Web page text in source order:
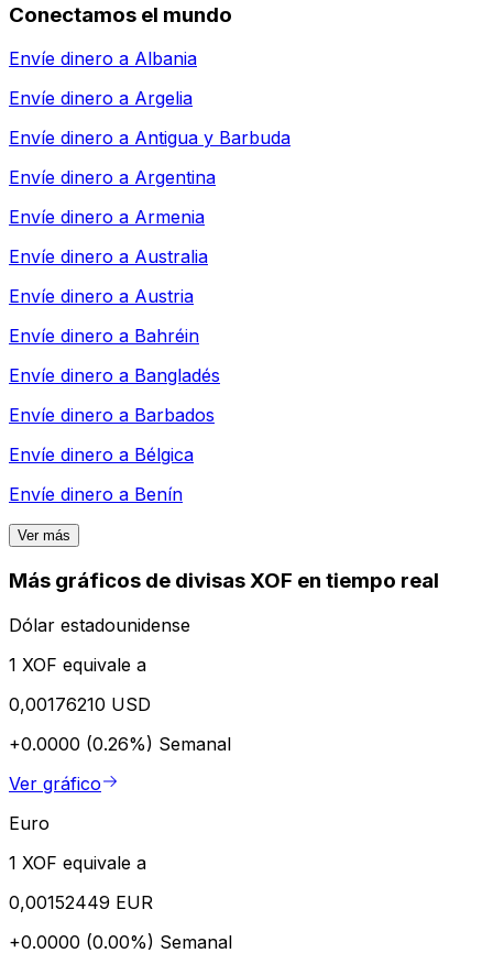
Conectamos el mundo
Envíe dinero a Albania
Envíe dinero a Argelia
Envíe dinero a Antigua y Barbuda
Envíe dinero a Argentina
Envíe dinero a Armenia
Envíe dinero a Australia
Envíe dinero a Austria
Envíe dinero a Bahréin
Envíe dinero a Bangladés
Envíe dinero a Barbados
Envíe dinero a Bélgica
Envíe dinero a Benín
Ver más
Más gráficos de divisas XOF en tiempo real
Dólar estadounidense
1 XOF equivale a
0,00176210 USD
+0.0000 (0.26%) Semanal
Ver gráfico
Euro
1 XOF equivale a
0,00152449 EUR
+0.0000 (0.00%) Semanal